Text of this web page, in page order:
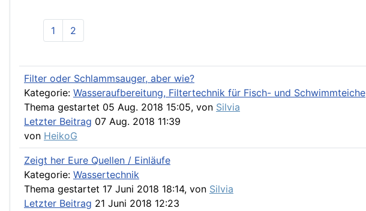
1 2
Filter oder Schlammsauger, aber wie?
Kategorie: Wasseraufbereitung, Filtertechnik für Fisch- und Schwimmteiche
Thema gestartet 05 Aug. 2018 15:05, von Silvia
Letzter Beitrag 07 Aug. 2018 11:39
von HeikoG
Zeigt her Eure Quellen / Einläufe
Kategorie: Wassertechnik
Thema gestartet 17 Juni 2018 18:14, von Silvia
Letzter Beitrag 21 Juni 2018 12:23